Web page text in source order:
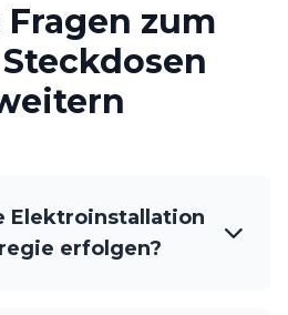
zum
Elektroinstallation
erfolgen?